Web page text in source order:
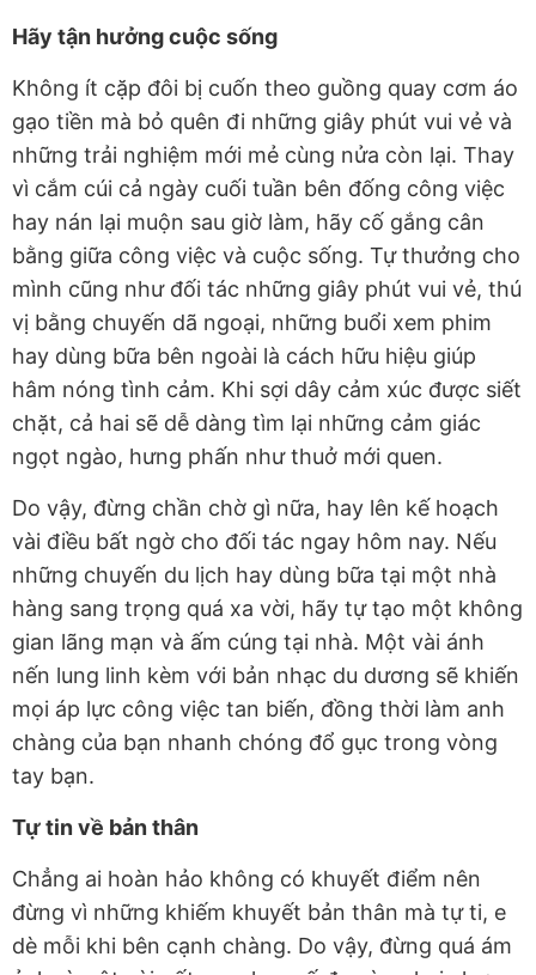
Hãy tận hưởng cuộc sống
Không ít cặp đôi bị cuốn theo guồng quay cơm áo
gạo tiền mà bỏ quên đi những giây phút vui vẻ và
những trải nghiệm mới mẻ cùng nửa còn lại. Thay
vì cắm cúi cả ngày cuối tuần bên đống công việc
hay nán lại muộn sau giờ làm, hãy cố gắng cân
bằng giữa công việc và cuộc sống. Tự thưởng cho
mình cũng như đối tác những giây phút vui vẻ, thú
vị bằng chuyến dã ngoại, những buổi xem phim
hay dùng bữa bên ngoài là cách hữu hiệu giúp
hâm nóng tình cảm. Khi sợi dây cảm xúc được siết
chặt, cả hai sẽ dễ dàng tìm lại những cảm giác
ngọt ngào, hưng phấn như thuở mới quen.
Do vậy, đừng chần chờ gì nữa, hay lên kế hoạch
vài điều bất ngờ cho đối tác ngay hôm nay. Nếu
những chuyến du lịch hay dùng bữa tại một nhà
hàng sang trọng quá xa vời, hãy tự tạo một không
gian lãng mạn và ấm cúng tại nhà. Một vài ánh
nến lung linh kèm với bản nhạc du dương sẽ khiến
mọi áp lực công việc tan biến, đồng thời làm anh
chàng của bạn nhanh chóng đổ gục trong vòng
tay bạn.
Tự tin về bản thân
Chẳng ai hoàn hảo không có khuyết điểm nên
đừng vì những khiếm khuyết bản thân mà tự ti, e
dè mỗi khi bên cạnh chàng. Do vậy, đừng quá ám